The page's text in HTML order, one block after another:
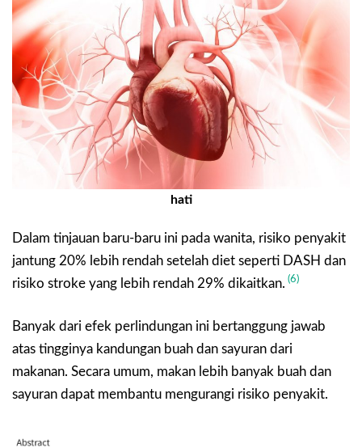
hati
Dalam tinjauan baru-baru ini pada wanita, risiko penyakit
jantung 20% lebih rendah setelah diet seperti DASH dan
risiko stroke yang lebih rendah 29% dikaitkan. (6)
Banyak dari efek perlindungan ini bertanggung jawab
atas tingginya kandungan buah dan sayuran dari
makanan. Secara umum, makan lebih banyak buah dan
sayuran dapat membantu mengurangi risiko penyakit.